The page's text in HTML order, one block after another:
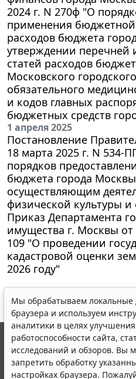
2024 г. N 270ф "О
применения
расходов бюджета
утверждении перечней
статей расходов
Московского
обязательного
и кодов главных
бюджетных средств
1 апреля 2025
Постановление
18 марта 2025 г. N 534-
порядков
бюджета города
осуществляющим
физической культуры и
Приказ Департамента
имущества г. Москвы от
109 "О проведении
кадастровой оценки
2026 году"
Мы обрабатываем локальные
браузера и используем
аналитики в целях
работоспособности сайта,
исследований и обзоров. Вы
запретить обработку
настройках браузера.
© ООО "НПП "ГАРАНТ-СЕРВИС",
выпускается с 1990 года.
являются участниками